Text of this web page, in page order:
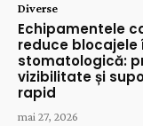
Diverse
Echipamentele
reduce blocajele
stomatologică:
vizibilitate și
rapid
mai 27, 2026